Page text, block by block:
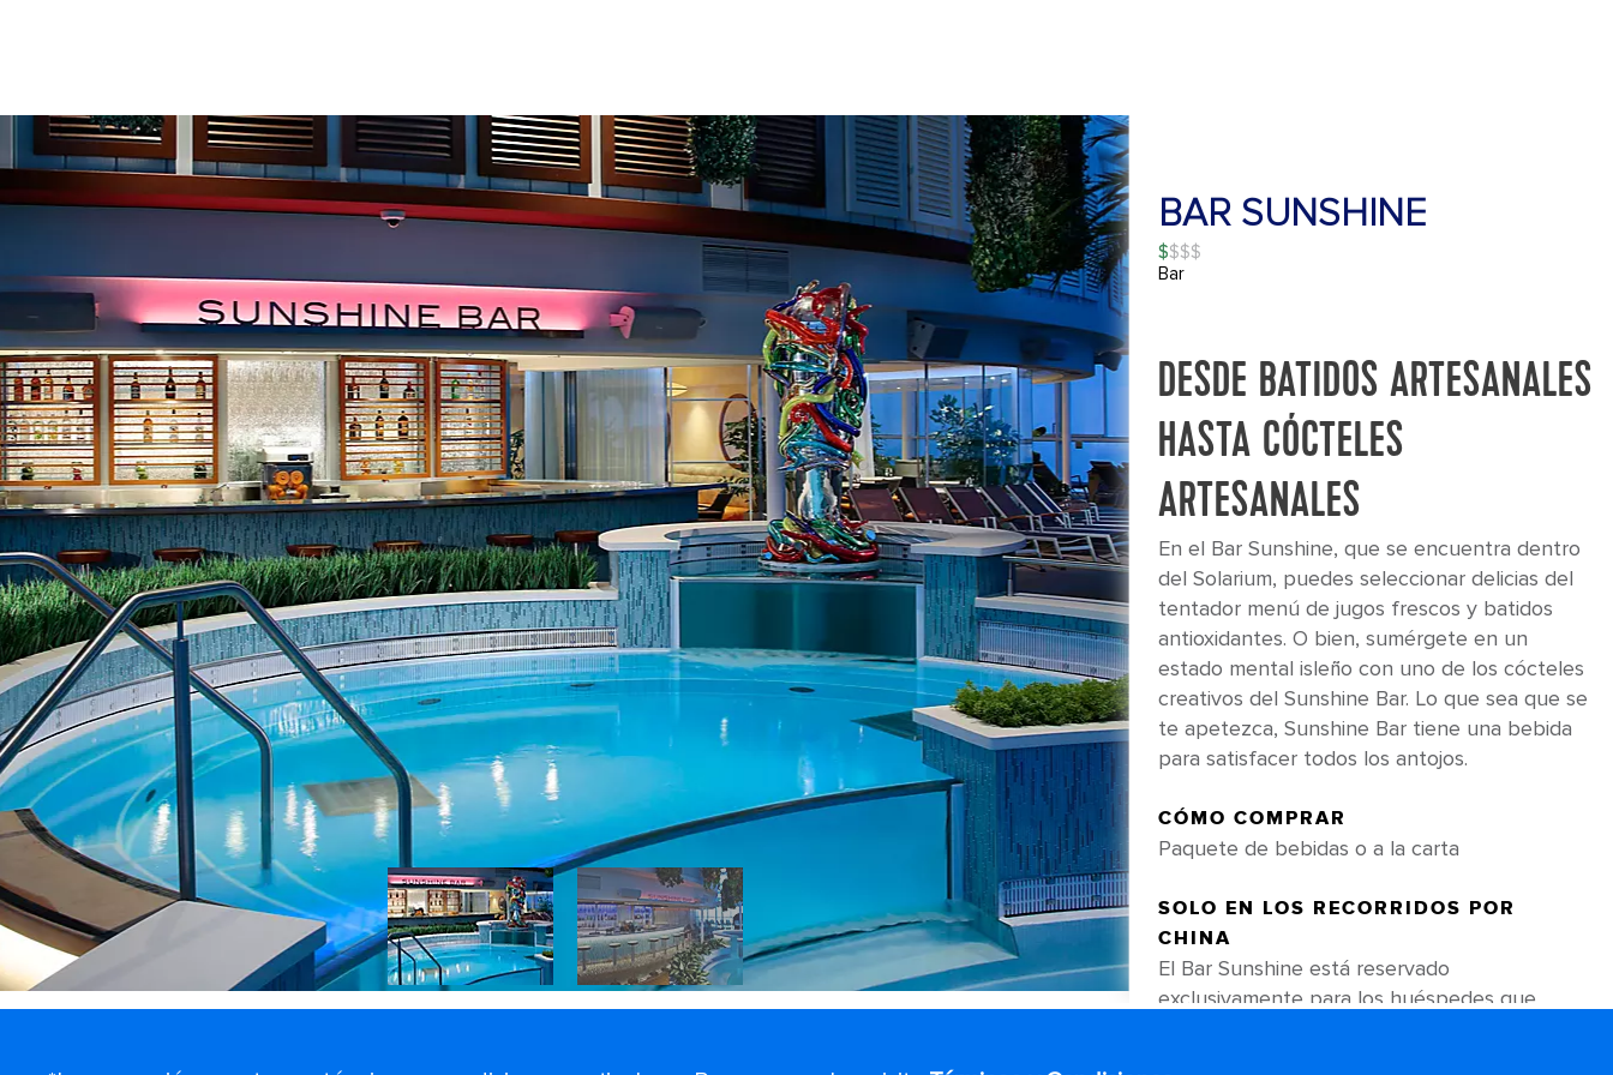
BAR SUNSHINE
$
Bar
DESDE BATIDOS ARTESANALES
HASTA CÓCTELES
ARTESANALES
En el Bar Sunshine, que se encuentra dentro
del Solarium, puedes seleccionar delicias del
tentador menú de jugos frescos y batidos
antioxidantes. O bien, sumérgete en un
estado mental isleño con uno de los cócteles
creativos del Sunshine Bar. Lo que sea que se
te apetezca, Sunshine Bar tiene una bebida
para satisfacer todos los antojos.
CÓMO COMPRAR
Paquete de bebidas o a la carta
SOLO EN LOS RECORRIDOS POR
CHINA
El Bar Sunshine está reservado
exclusivamente para los huéspedes que